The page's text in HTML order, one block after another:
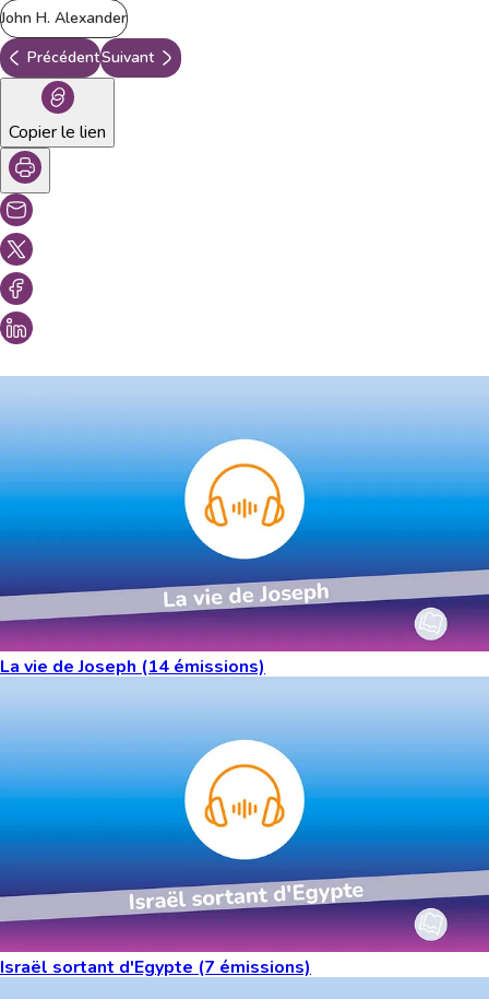
John H. Alexander
PrécédentSuivant
Copier le lien
La vie de Joseph (14 émissions)
Israël sortant d'Egypte (7 émissions)